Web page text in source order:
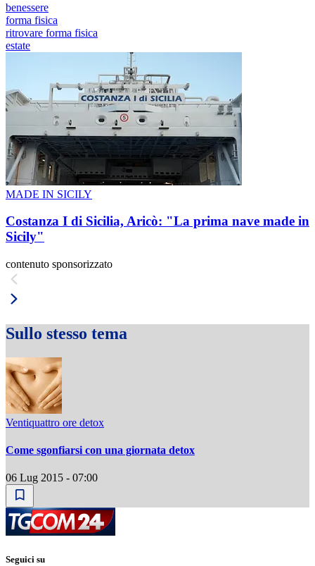
benessere
forma fisica
ritrovare forma fisica
estate
MADE IN SICILY
Costanza I di Sicilia, Aricò: "La prima nave made in
Sicily"
contenuto sponsorizzato
Sullo stesso tema
Ventiquattro ore detox
Come sgonfiarsi con una giornata detox
06 Lug 2015 - 07:00
Seguici su